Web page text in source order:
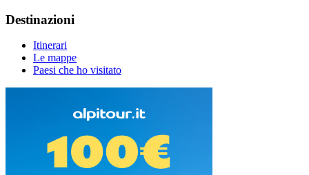
Destinazioni
Itinerari
Le mappe
Paesi che ho visitato